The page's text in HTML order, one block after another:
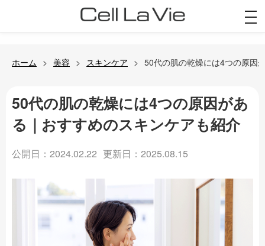
ホーム 美容 スキンケア 50代の肌の乾燥には4つの原因
50代の肌の乾燥には4つの原因があ
る｜おすすめのスキンケアも紹介
公開日：2024.02.22 更新日：2025.08.15